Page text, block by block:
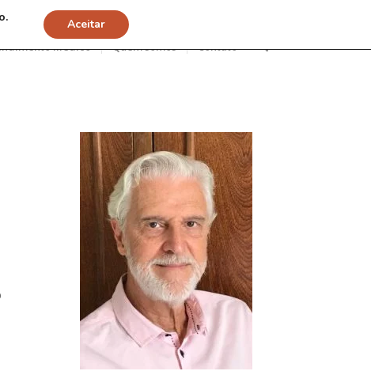
Médico Quem somos Contato
Aceitar